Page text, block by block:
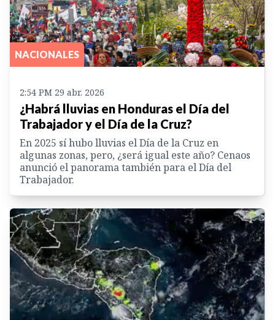
NACIONALES
2:54 PM 29 abr. 2026
¿Habrá lluvias en Honduras el Día del
Trabajador y el Día de la Cruz?
En 2025 sí hubo lluvias el Día de la Cruz en
algunas zonas, pero, ¿será igual este año? Cenaos
anunció el panorama también para el Día del
Trabajador.